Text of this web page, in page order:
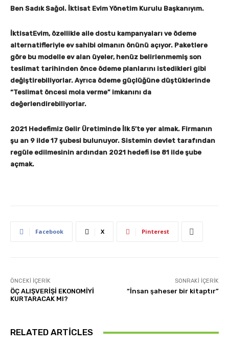
Ben Sadık Sağol. İktisat Evim Yönetim Kurulu Başkanıyım.
İktisatEvim, özellikle aile dostu kampanyaları ve ödeme
alternatifleriyle ev sahibi olmanın önünü açıyor. Paketlere
göre bu modelle ev alan üyeler, henüz belirlenmemiş son
teslimat tarihinden önce ödeme planlarını istedikleri gibi
değiştirebiliyorlar. Ayrıca ödeme güçlüğüne düştüklerinde
“Teslimat öncesi mola verme” imkanını da
değerlendirebiliyorlar.
2021 Hedefimiz Gelir Üretiminde İlk 5’te yer almak. Firmanın
şu an 9 ilde 17 şubesi bulunuyor. Sistemin devlet tarafından
regüle edilmesinin ardından 2021 hedefi ise 81 ilde şube
açmak.
Facebook X Pinterest
ÖNCEKI İÇERIK
ÖÇ ALIŞVERİŞİ EKONOMİYİ
KURTARACAK MI?
SONRAKI İÇERIK
“İnsan şaheser bir kitaptır”
RELATED ARTICLES